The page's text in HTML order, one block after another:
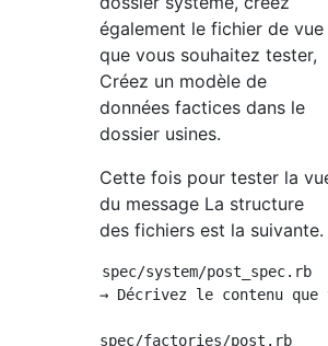
également le fichier de vue
que vous souhaitez tester,
Créez un modèle de
données factices dans le
dossier usines.
Cette fois pour tester la
du message La structure
des fichiers est la suivante.
spec/system/post_spec.rb
→ Décrivez le contenu
spec/factories/post.rb